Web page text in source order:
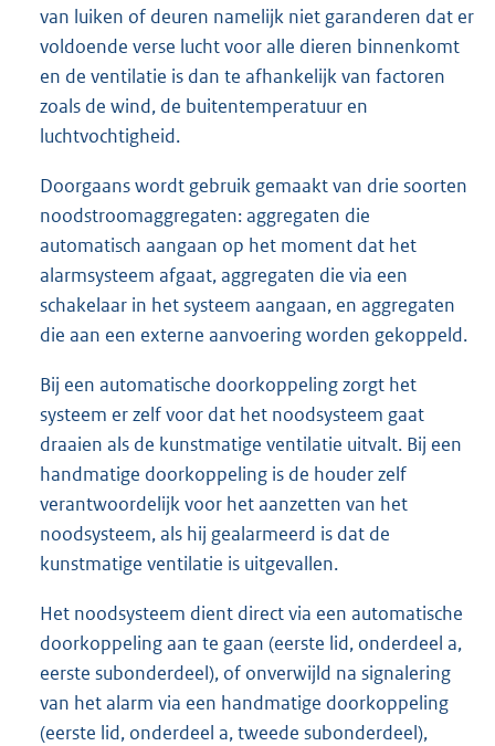
van luiken of deuren namelijk niet garanderen dat er
voldoende verse lucht voor alle dieren binnenkomt
en de ventilatie is dan te afhankelijk van factoren
zoals de wind, de buitentemperatuur en
luchtvochtigheid.
Doorgaans wordt gebruik gemaakt van drie soorten
noodstroomaggregaten: aggregaten die
automatisch aangaan op het moment dat het
alarmsysteem afgaat, aggregaten die via een
schakelaar in het systeem aangaan, en aggregaten
die aan een externe aanvoering worden gekoppeld.
Bij een automatische doorkoppeling zorgt het
systeem er zelf voor dat het noodsysteem gaat
draaien als de kunstmatige ventilatie uitvalt. Bij een
handmatige doorkoppeling is de houder zelf
verantwoordelijk voor het aanzetten van het
noodsysteem, als hij gealarmeerd is dat de
kunstmatige ventilatie is uitgevallen.
Het noodsysteem dient direct via een automatische
doorkoppeling aan te gaan (eerste lid, onderdeel a,
eerste subonderdeel), of onverwijld na signalering
van het alarm via een handmatige doorkoppeling
(eerste lid, onderdeel a, tweede subonderdeel),